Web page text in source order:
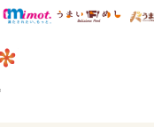
ウレぴあ総研 ディズニー
mimot. うま